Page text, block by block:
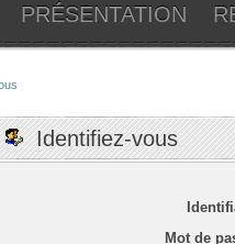
PRÉSENTATION
Identifiez-vous
Mot de